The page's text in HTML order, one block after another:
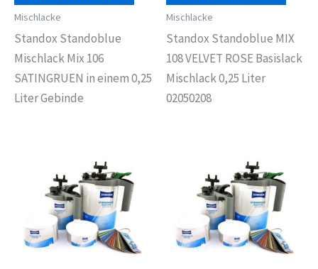
Mischlacke
Standox Standoblue
Mischlack Mix 106
SATINGRUEN in einem 0,25
Liter Gebinde
Mischlacke
Standox Standoblue MIX
108 VELVET ROSE Basislack
Mischlack 0,25 Liter
02050208